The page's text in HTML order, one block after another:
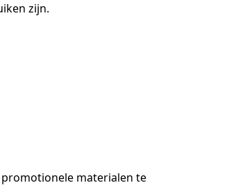
zijn.
materialen te